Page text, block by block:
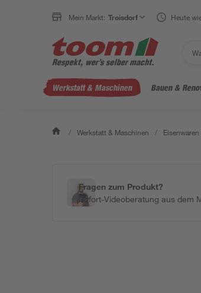
Mein Markt: Troisdorf Heute
Werkstatt & Maschinen Bauen &
/ Werkstatt & Maschinen /
Fragen zum Produkt?
Sofort-Videoberatung aus dem